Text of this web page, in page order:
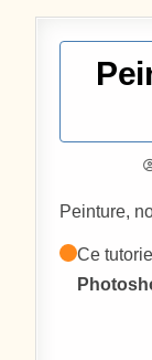
Peinture,
Ce